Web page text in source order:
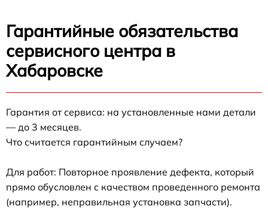
Гарантийные обязательства
сервисного центра в
Хабаровске
Гарантия от сервиса: на установленные нами детали
— до 3 месяцев.
Что считается гарантийным случаем?
Для работ: Повторное проявление дефекта, который
прямо обусловлен с качеством проведенного ремонта
(например, неправильная установка запчасти).